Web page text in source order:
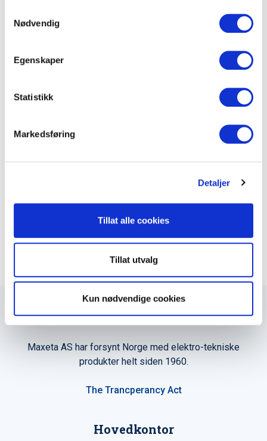
Nødvendig
Egenskaper
Statistikk
Markedsføring
Detaljer
Tillat alle cookies
Tillat utvalg
Kun nødvendige cookies
Produktark
Maxeta AS har forsynt Norge med elektro-tekniske
produkter helt siden 1960.
The Trancperancy Act
Hovedkontor